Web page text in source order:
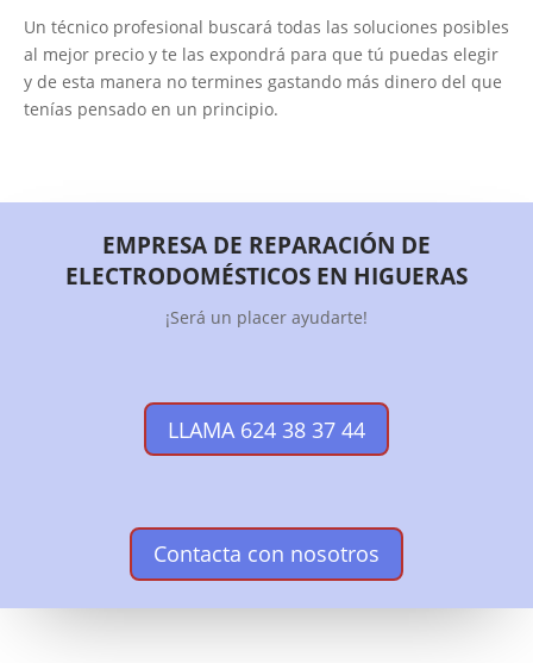
Un técnico profesional buscará todas las soluciones posibles
al mejor precio y te las expondrá para que tú puedas elegir
y de esta manera no termines gastando más dinero del que
tenías pensado en un principio.
EMPRESA DE REPARACIÓN DE
ELECTRODOMÉSTICOS EN HIGUERAS
¡Será un placer ayudarte!
LLAMA 624 38 37 44
Contacta con nosotros